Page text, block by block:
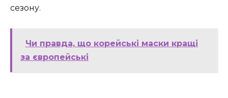
сезону.
Чи правда, що корейські маски кращі
за європейські